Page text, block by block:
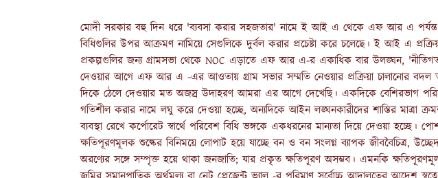
মোদী সরকার বহু দিন ধরে 'ব্যবসা করার সহজতার' নামে ই আই এ থেকে এফ আর এ
বিধিগুলির উপর আক্রমণ নামিয়ে সেগুলিকে দুর্বল করার প্রচেষ্টা করে চলেছে। ই আই এ
প্রকল্পগুলির জন্য গ্রামসভা থেকে NOC এড়াতে এফ আর এ-র একাধিক বার উলঙ্ঘন,
দেওয়ার আগে এফ আর এ -এর আওতায় গ্রাম সভার সম্মতি নেওয়ার প্রক্রিয়া চালানোর বদল
দিকে ঠেলে দেওয়ার মত অজস্র উদাহরণ আমরা এর আগে দেখেছি। একদিকে বেশিরভাগ
গতিশীল করার নামে লঘু করে দেওয়া হচ্ছে, অন্যদিকে আইন লঙ্ঘনকারীদের শাস্তির মাত্রা
ব্যবস্থা রেখে কর্পোরেট স্বার্থে পরিবেশ বিধি ভঙ্গকে একধরনের মান্যতা দিয়ে দেওয়া হচ্ছে।
ক্ষতিপূরণমূলক শুল্কের বিনিময়ে লোপাট হয়ে যাচ্ছে বন ও বন সংলগ্ন ব্যাপক জীববৈচিত্র,
অরণ্যের সঙ্গে সম্পৃক্ত হয়ে থাকা জনজাতি; যার প্রকৃত ক্ষতিপূরণ অসম্ভব। এমনকি